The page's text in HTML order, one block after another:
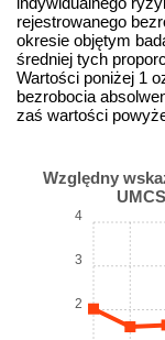
rejestrowanego
okresie objętym
średniej tych
Wartości poniżej 1
bezrobocia
zaś wartości
Względny
2
3
4